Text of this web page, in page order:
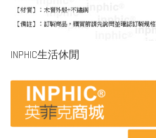
INPHIC生活休閒